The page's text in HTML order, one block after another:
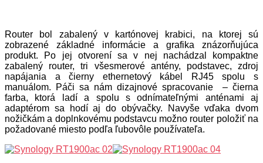
Router bol zabalený v kartónovej krabici, na ktorej sú
zobrazené základné informácie a grafika znázorňujúca
produkt. Po jej otvorení sa v nej nachádzal kompaktne
zabalený router, tri všesmerové antény, podstavec, zdroj
napájania a čierny ethernetový kábel RJ45 spolu s
manuálom. Páči sa nám dizajnové spracovanie – čierna
farba, ktorá ladí a spolu s odnímateľnými anténami aj
adaptérom sa hodí aj do obývačky. Navyše vďaka dvom
nožičkám a doplnkovému podstavcu možno router položiť na
požadované miesto podľa ľubovôle používateľa.